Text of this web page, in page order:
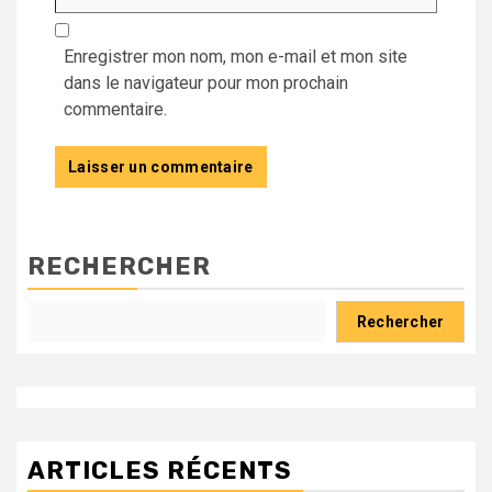
Enregistrer mon nom, mon e-mail et mon site
dans le navigateur pour mon prochain
commentaire.
RECHERCHER
Rechercher
ARTICLES RÉCENTS